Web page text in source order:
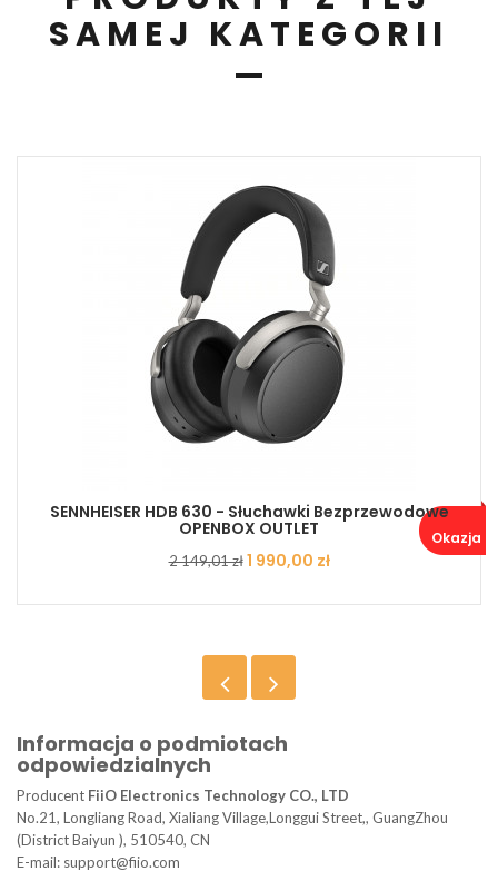
SAMEJ KATEGORII
SENNHEISER HDB 630 - Słuchawki Bezprzewodowe
OPENBOX OUTLET
Cena
2 149,01 zł Cena
1 990,00 zł
Okazja ..
Informacja o podmiotach
odpowiedzialnych
Producent FiiO Electronics Technology CO., LTD
No.21, Longliang Road, Xialiang Village,Longgui Street,, GuangZhou
(District Baiyun ), 510540, CN
E-mail: support@fiio.com